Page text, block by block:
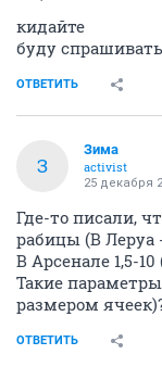
кидайте
буду
ОТВЕТИТЬ
З
Зима
activist
25 декабря
Где-то писали,
рабицы (В Леруа
В Арсенале 1,5-
Такие
размером
ОТВЕТИТЬ